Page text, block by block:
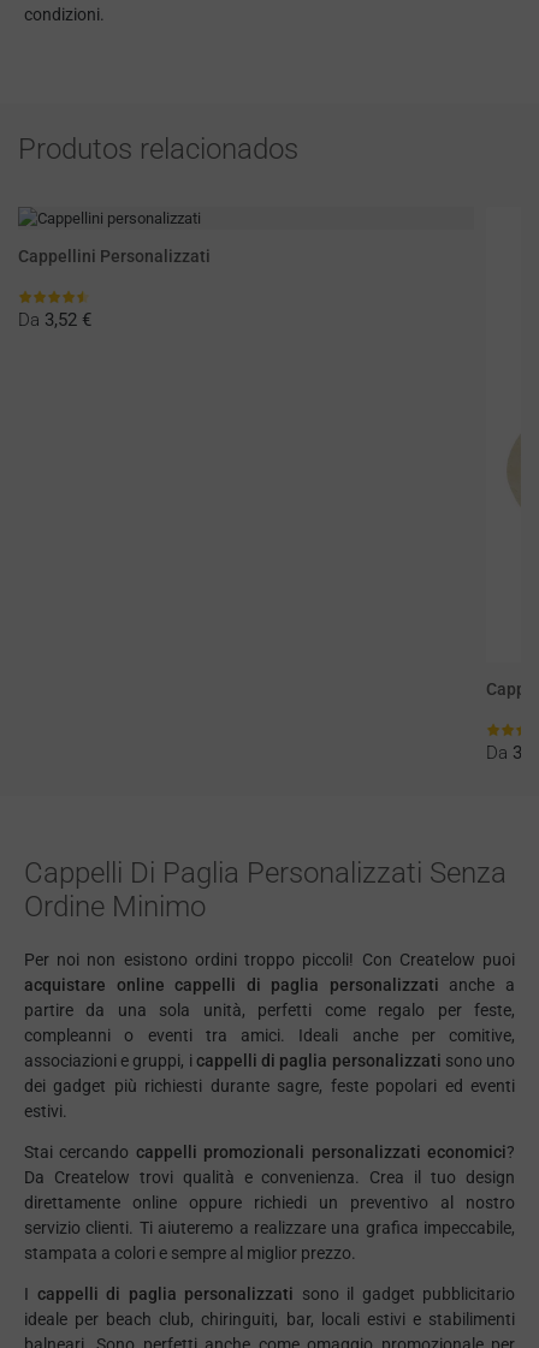
condizioni.
Produtos relacionados
Cappellini Personalizzati
Da 3,52 €
Da
Cappelli Di Paglia Personalizzati Senza
Ordine Minimo
Per noi non esistono ordini troppo piccoli! Con Createlow puoi
acquistare online cappelli di paglia personalizzati anche a
partire da una sola unità, perfetti come regalo per feste,
compleanni o eventi tra amici. Ideali anche per comitive,
associazioni e gruppi, i cappelli di paglia personalizzati sono uno
dei gadget più richiesti durante sagre, feste popolari ed eventi
estivi.
Stai cercando cappelli promozionali personalizzati economici?
Da Createlow trovi qualità e convenienza. Crea il tuo design
direttamente online oppure richiedi un preventivo al nostro
servizio clienti. Ti aiuteremo a realizzare una grafica impeccabile,
stampata a colori e sempre al miglior prezzo.
I cappelli di paglia personalizzati sono il gadget pubblicitario
ideale per beach club, chiringuiti, bar, locali estivi e stabilimenti